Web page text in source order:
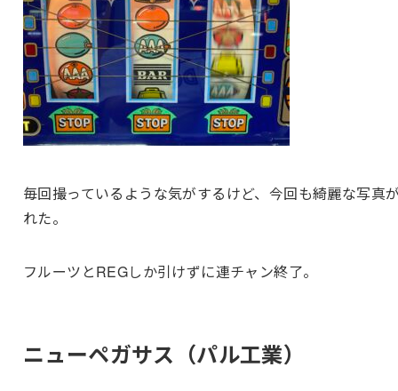
毎回撮っているような気がするけど、今回も綺麗な写真
れた。
フルーツとREGしか引けずに連チャン終了。
ニューペガサス（パル工業）